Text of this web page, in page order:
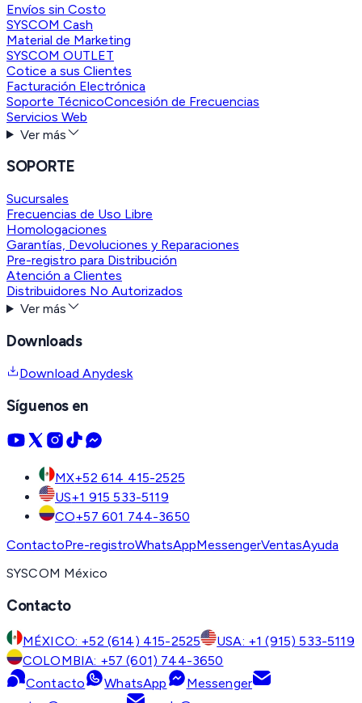
Envíos sin Costo
SYSCOM Cash
Material de Marketing
SYSCOM OUTLET
Cotice a sus Clientes
Facturación Electrónica
Soporte TécnicoConcesión de Frecuencias
Servicios Web
Ver más
SOPORTE
Sucursales
Frecuencias de Uso Libre
Homologaciones
Garantías, Devoluciones y Reparaciones
Pre-registro para Distribución
Atención a Clientes
Distribuidores No Autorizados
Ver más
Downloads
Download Anydesk
Síguenos en
MX+52 614 415-2525
US+1 915 533-5119
CO+57 601 744-3650
ContactoPre-registroWhatsAppMessengerVentasAyuda
SYSCOM México
Contacto
MÉXICO: +52 (614) 415-2525
USA: +1 (915) 533-5119
COLOMBIA: +57 (601) 744-3650
Contacto
WhatsApp
Messenger